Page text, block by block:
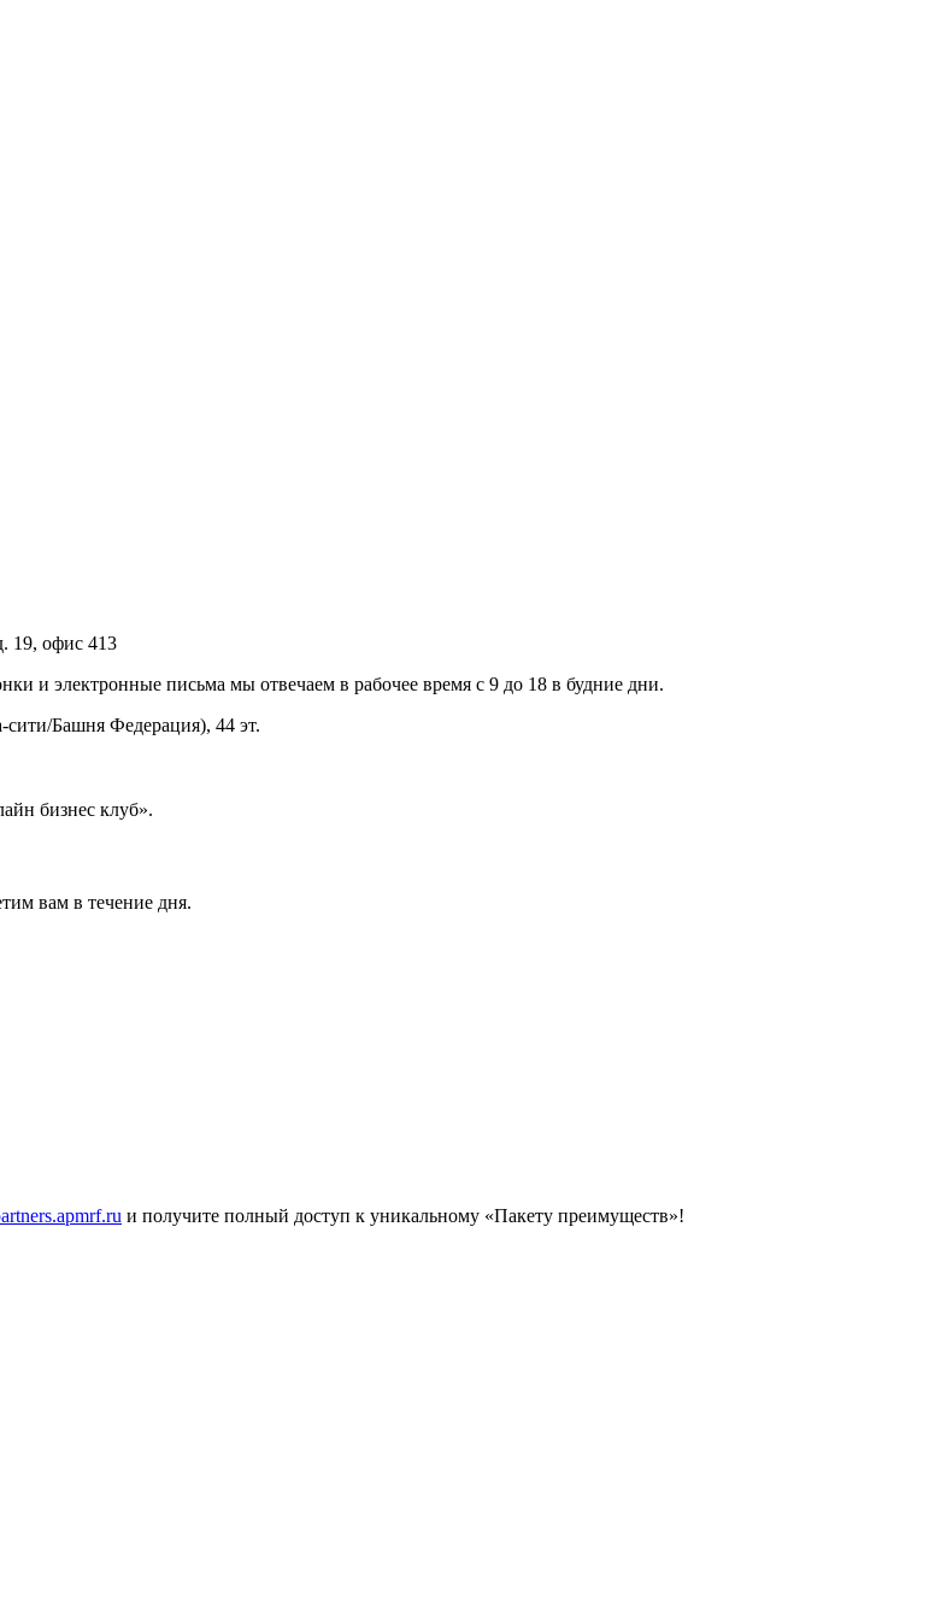
19, офис 413
и электронные письма мы отвечаем в рабочее время с 9 до 18 в будние дни.
Башня Федерация), 44 эт.
бизнес клуб».
вам в течение дня.
и получите полный доступ к уникальному «Пакету преимуществ»!